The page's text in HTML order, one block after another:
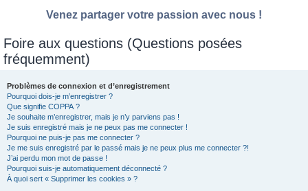
Venez partager votre passion avec nous !
Foire aux questions (Questions posées
fréquemment)
Problèmes de connexion et d’enregistrement
Pourquoi dois-je m’enregistrer ?
Que signifie COPPA ?
Je souhaite m’enregistrer, mais je n’y parviens pas !
Je suis enregistré mais je ne peux pas me connecter !
Pourquoi ne puis-je pas me connecter ?
Je me suis enregistré par le passé mais je ne peux plus me connecter ?!
J’ai perdu mon mot de passe !
Pourquoi suis-je automatiquement déconnecté ?
À quoi sert « Supprimer les cookies » ?